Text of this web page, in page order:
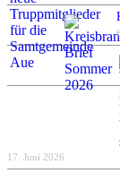
17. Juni 2026